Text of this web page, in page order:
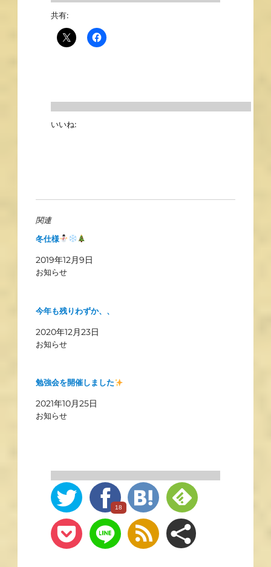
共有:
いいね:
関連
冬仕様
2019年12月9日
お知らせ
今年も残りわずか、、
2020年12月23日
お知らせ
勉強会を開催しました
2021年10月25日
お知らせ
18